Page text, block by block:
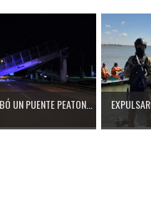
UN PUENTE PEATON...